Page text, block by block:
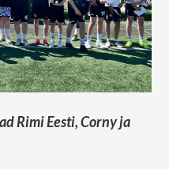
Rimi Eesti, Corny ja